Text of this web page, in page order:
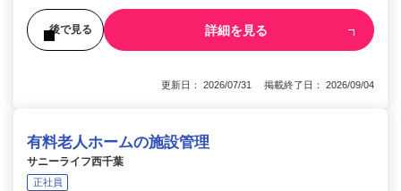
後で見る 詳細を見る
更新日： 2026/07/31 掲載終了日： 2026/09/04
有料老人ホームの施設管理
サニーライフ西千葉
正社員